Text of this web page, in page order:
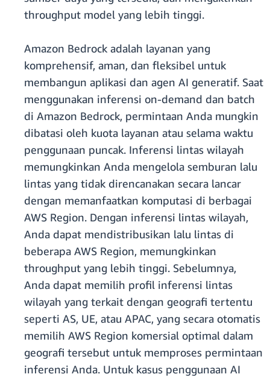
throughput model yang lebih tinggi.
Amazon Bedrock adalah layanan yang
komprehensif, aman, dan fleksibel untuk
membangun aplikasi dan agen AI generatif. Saat
menggunakan inferensi on-demand dan batch
di Amazon Bedrock, permintaan Anda mungkin
dibatasi oleh kuota layanan atau selama waktu
penggunaan puncak. Inferensi lintas wilayah
memungkinkan Anda mengelola semburan lalu
lintas yang tidak direncanakan secara lancar
dengan memanfaatkan komputasi di berbagai
AWS Region. Dengan inferensi lintas wilayah,
Anda dapat mendistribusikan lalu lintas di
beberapa AWS Region, memungkinkan
throughput yang lebih tinggi. Sebelumnya,
Anda dapat memilih profil inferensi lintas
wilayah yang terkait dengan geografi tertentu
seperti AS, UE, atau APAC, yang secara otomatis
memilih AWS Region komersial optimal dalam
geografi tersebut untuk memproses permintaan
inferensi Anda. Untuk kasus penggunaan AI